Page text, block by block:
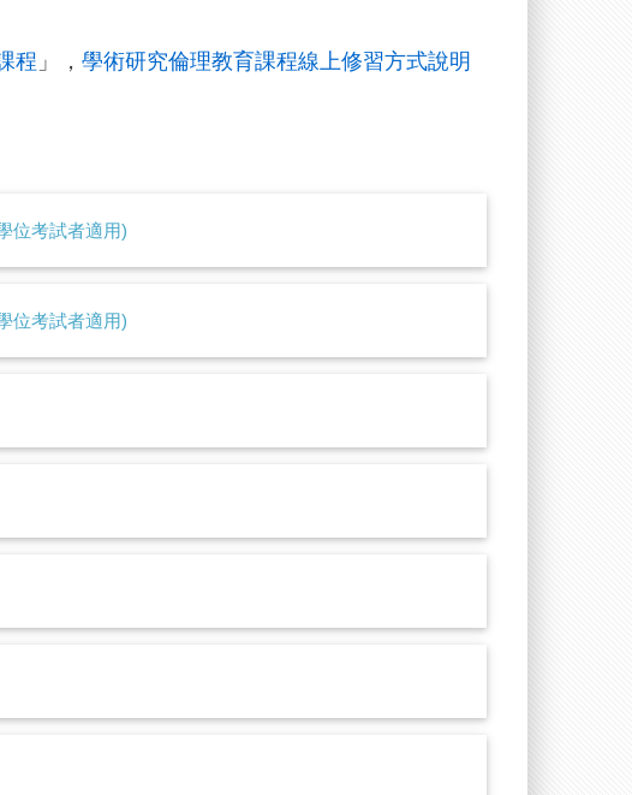
程 」 ， 學術研究倫理教育課程線上修習方式說明
位考試者適用)
位考試者適用)